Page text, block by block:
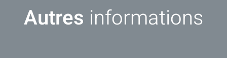
Autres informations